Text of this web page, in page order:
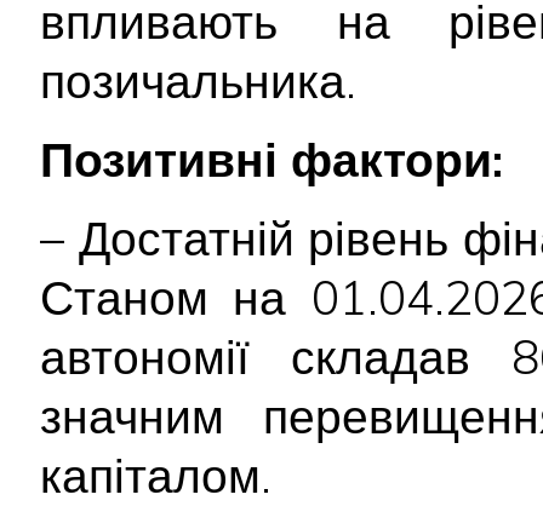
впливають на
позичальника.
Позитивні фактори:
– Достатній рівень
Станом на
автономії складав
значним
капіталом.